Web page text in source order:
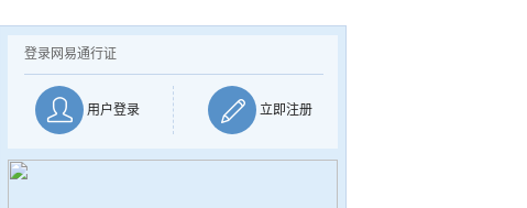
登录网易通行证
用户登录 立即注册